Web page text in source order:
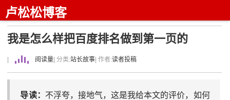
卢松松博客
我是怎么样把百度排名做到第一页的
阅读量 | 分类:站长故事 | 作者:读者投稿
导读： 不浮夸，接地气，这是我给本文的评价，如何